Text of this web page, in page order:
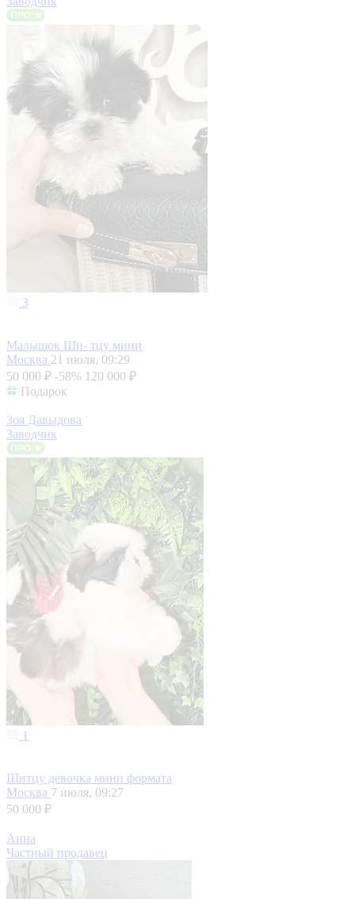
3
Малышок Ши- тцу мини
Москва 21 июля, 09:29
50 000 ₽ -58% 120 000 ₽
Подарок
Зоя Давыдова
Заводчик
1
Шитцу девочка мини формата
Москва 7 июля, 09:27
50 000 ₽
Анна
Частный продавец